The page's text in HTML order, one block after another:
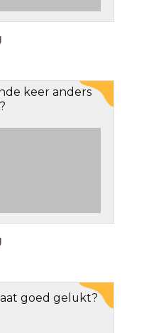
keer anders
goed gelukt?